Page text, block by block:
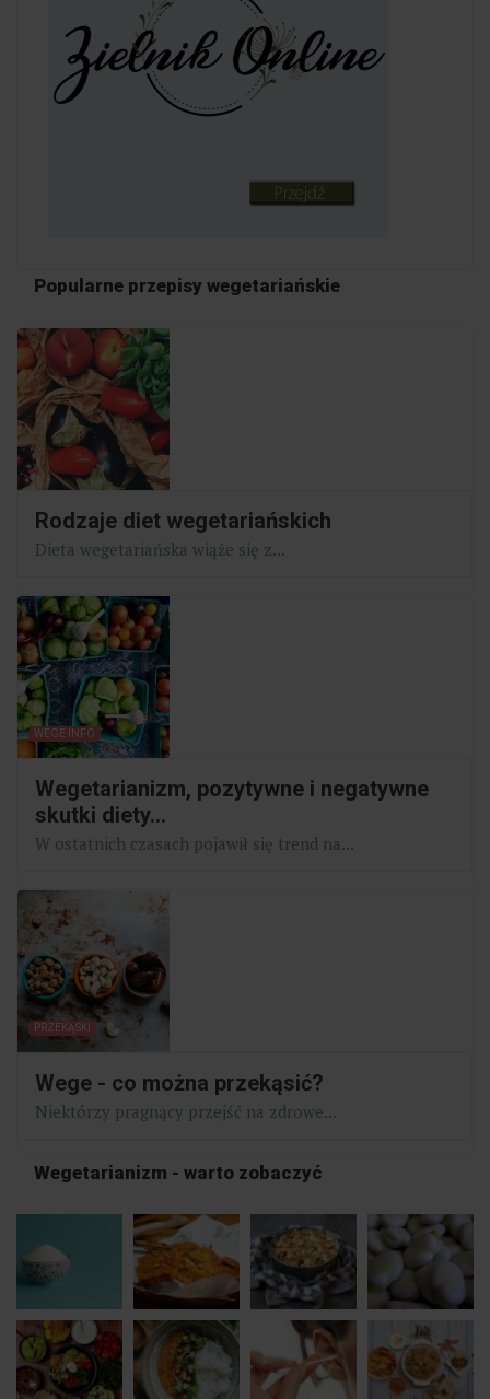
Popularne przepisy wegetariańskie
Rodzaje diet wegetariańskich
Dieta wegetariańska wiąże się z...
WEGE INFO
Wegetarianizm, pozytywne i negatywne
skutki diety...
W ostatnich czasach pojawił się trend na...
PRZEKĄSKI
Wege - co można przekąsić?
Niektórzy pragnący przejść na zdrowe...
Wegetarianizm - warto zobaczyć